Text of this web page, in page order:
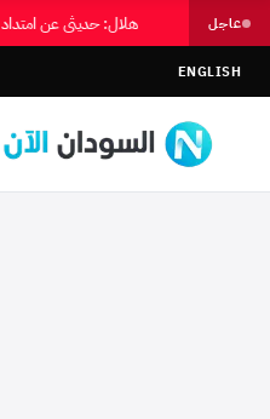
عاجل هلال: حديثي عن
ENGLISH